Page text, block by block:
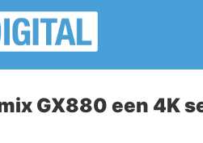
GX880 een 4K